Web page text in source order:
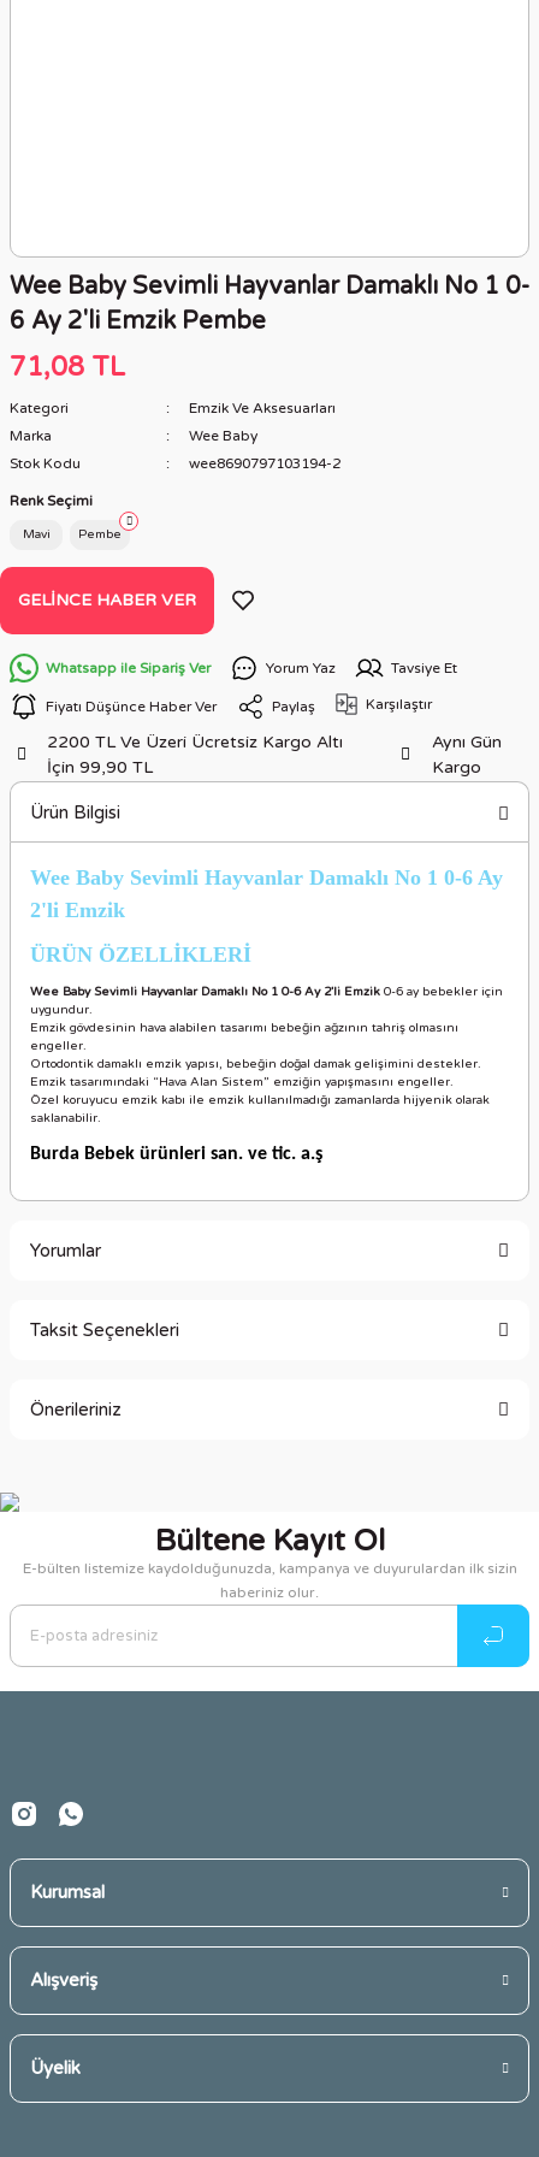
Wee Baby Sevimli Hayvanlar Damaklı No 1 0-
6 Ay 2'li Emzik Pembe
71,08 TL
Kategori
Emzik Ve Aksesuarları
Marka
Wee Baby
Stok Kodu
wee8690797103194-2
Renk Seçimi
Mavi Pembe
GELINCE HABER VER
Whatsapp ile Sipariş Ver Yorum Yaz Tavsiye Et
Fiyatı Düşünce Haber Ver Paylaş Karşılaştır
2200 TL Ve Üzeri Ücretsiz Kargo Altı
İçin 99,90 TL
Aynı Gün
Kargo
Ürün Bilgisi
Wee Baby Sevimli Hayvanlar Damaklı No 1 0-6 Ay
2'li Emzik
ÜRÜN ÖZELLİKLERİ
Wee Baby Sevimli Hayvanlar Damaklı No 1 0-6 Ay 2'li Emzik 0-6 ay bebekler için
uygundur.
Emzik gövdesinin hava alabilen tasarımı bebeğin ağzının tahriş olmasını
engeller.
Ortodontik damaklı emzik yapısı, bebeğin doğal damak gelişimini destekler.
Emzik tasarımındaki “Hava Alan Sistem” emziğin yapışmasını engeller.
Özel koruyucu emzik kabı ile emzik kullanılmadığı zamanlarda hijyenik olarak
saklanabilir.
Burda Bebek ürünleri san. ve tic. a.ş
Yorumlar
Taksit Seçenekleri
Önerileriniz
Görüş ve önerileriniz için teşekkür ederiz.
Ürün resmi kalitesiz, bozuk veya görüntülenemiyor.
Ürün açıklamasında eksik bilgiler bulunuyor.
Ürün bilgilerinde hatalar bulunuyor.
Bültene Kayıt Ol
E-bülten listemize kaydolduğunuzda, kampanya ve duyurulardan ilk sizin
haberiniz olur.
Kurumsal
Alışveriş
Üyelik